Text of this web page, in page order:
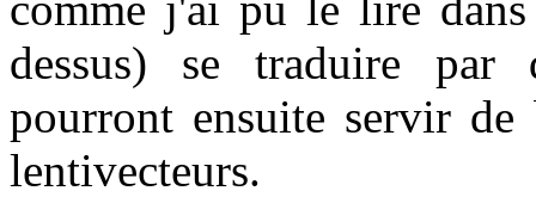
dessus) se traduire par
pourront ensuite servir de
lentivecteurs.